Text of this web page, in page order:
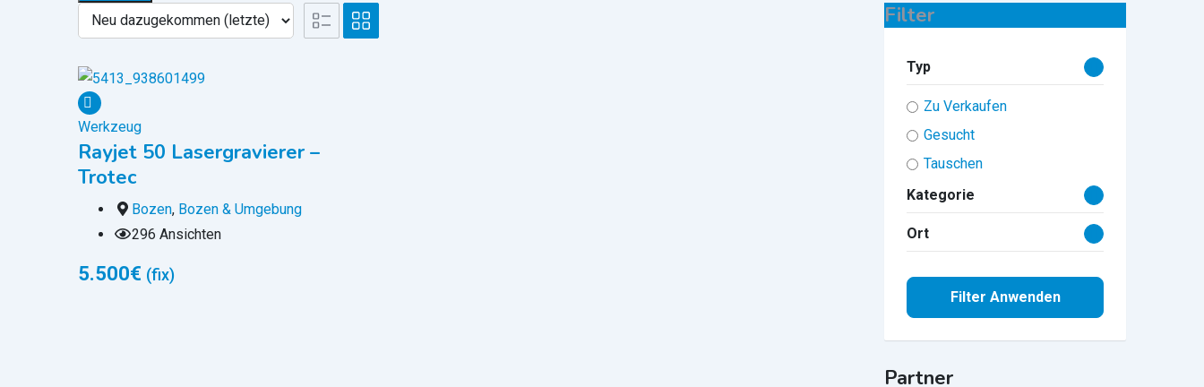
Werkzeug
Rayjet 50 Lasergravierer –
Trotec
Bozen, Bozen & Umgebung
296 Ansichten
5.500€ (fix)
Filter
Typ
Zu Verkaufen
Gesucht
Tauschen
Kategorie
Ort
Filter Anwenden
Partner